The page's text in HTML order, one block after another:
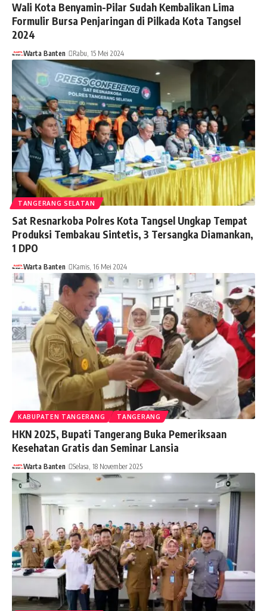
Wali Kota Benyamin-Pilar Sudah Kembalikan Lima
Formulir Bursa Penjaringan di Pilkada Kota Tangsel
2024
Warta Banten Rabu, 15 Mei 2024
TANGERANG SELATAN
Sat Resnarkoba Polres Kota Tangsel Ungkap Tempat
Produksi Tembakau Sintetis, 3 Tersangka Diamankan,
1 DPO
Warta Banten Kamis, 16 Mei 2024
KABUPATEN TANGERANG TANGERANG
HKN 2025, Bupati Tangerang Buka Pemeriksaan
Kesehatan Gratis dan Seminar Lansia
Warta Banten Selasa, 18 November 2025